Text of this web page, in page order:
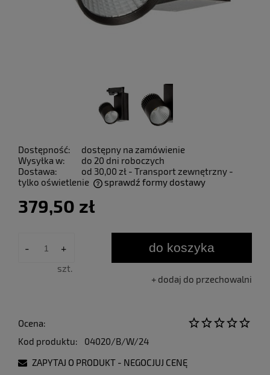
Dostępność:
dostępny na zamówienie
Wysyłka w:
do 20 dni roboczych
Dostawa:
od 30,00 zł - Transport zewnętrzny -
tylko oświetlenie
sprawdź formy dostawy
379,50 zł
- +
szt.
do koszyka
dodaj do przechowalni
Ocena:
Kod produktu:
04020/B/W/24
ZAPYTAJ O PRODUKT - NEGOCJUJ CENĘ